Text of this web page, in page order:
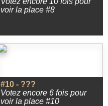
voir la place #8
#10 - ???
Votez encore 6 fois pour
voir la place #10